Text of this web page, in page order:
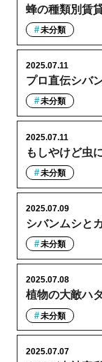
蜂の種類別賃
未分類
プロ直伝シバ
2025.07.11
未分類
もしやけど虫
2025.07.11
未分類
シバンムシと
2025.07.09
未分類
植物の大敵ハ
2025.07.08
未分類
2025.07.07